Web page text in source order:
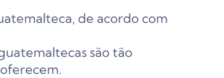
de acordo com
são tão